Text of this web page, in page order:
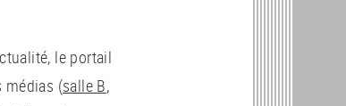
le portail
médias (salle B,